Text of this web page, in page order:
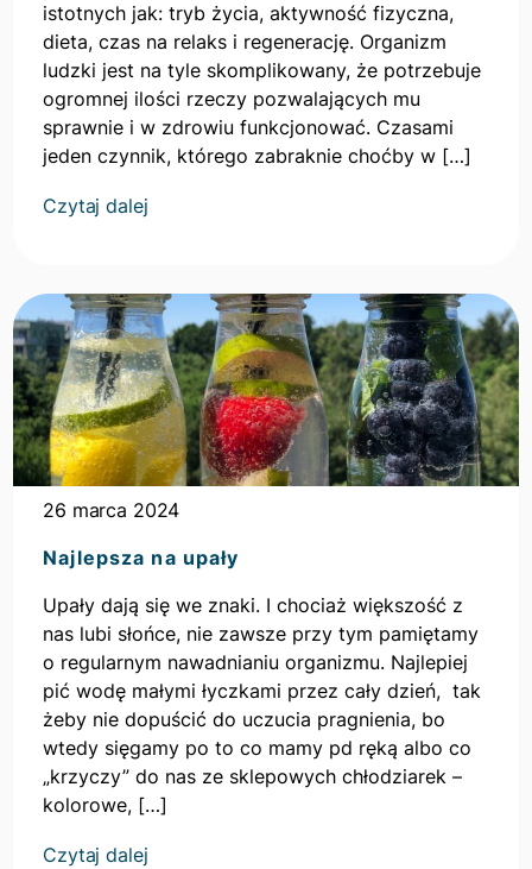
istotnych jak: tryb życia, aktywność fizyczna,
dieta, czas na relaks i regenerację. Organizm
ludzki jest na tyle skomplikowany, że potrzebuje
ogromnej ilości rzeczy pozwalających mu
sprawnie i w zdrowiu funkcjonować. Czasami
jeden czynnik, którego zabraknie choćby w […]
Czytaj dalej
czytanie
artykułu
26 marca 2024
Najlepsza na upały
Upały dają się we znaki. I chociaż większość z
nas lubi słońce, nie zawsze przy tym pamiętamy
o regularnym nawadnianiu organizmu. Najlepiej
pić wodę małymi łyczkami przez cały dzień, tak
żeby nie dopuścić do uczucia pragnienia, bo
wtedy sięgamy po to co mamy pd ręką albo co
„krzyczy” do nas ze sklepowych chłodziarek –
kolorowe, […]
Czytaj dalej